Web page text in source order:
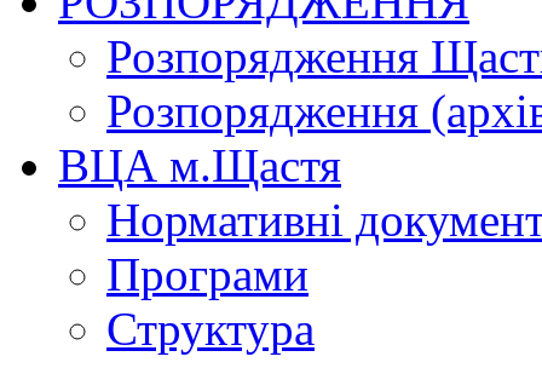
Розпорядження
Розпорядження
ВЦА м.Щастя
Нормативні
Програми
Структура